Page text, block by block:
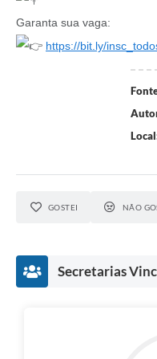
Garanta sua vaga:
https://bit.ly/
GOSTEI NÃO
Secretarias